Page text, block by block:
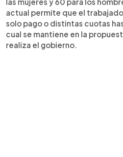
actual permite que el
solo pago o distintas cuotas
cual se mantiene en la
realiza el gobierno.